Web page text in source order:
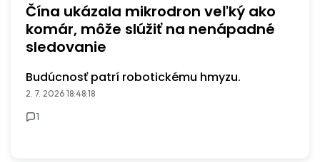
Čína ukázala mikrodron veľký ako
komár, môže slúžiť na nenápadné
sledovanie
Budúcnosť patrí robotickému hmyzu.
2. 7. 2026 18:48:18
1